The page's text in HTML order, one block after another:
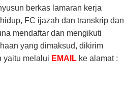
berkas lamaran kerja
FC ijazah dan transkrip dan
mendaftar dan mengikuti
yang dimaksud, dikirim
yaitu melalui EMAIL ke alamat :